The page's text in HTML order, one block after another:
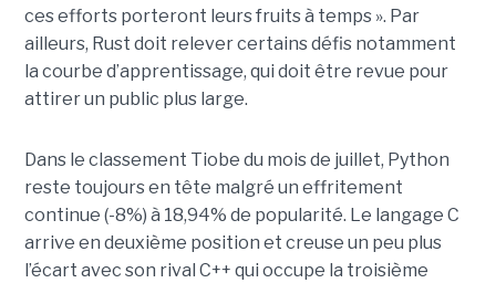
ces efforts porteront leurs fruits à temps ». Par
ailleurs, Rust doit relever certains défis notamment
la courbe d’apprentissage, qui doit être revue pour
attirer un public plus large.
Dans le classement Tiobe du mois de juillet, Python
reste toujours en tête malgré un effritement
continue (-8%) à 18,94% de popularité. Le langage C
arrive en deuxième position et creuse un peu plus
l’écart avec son rival C++ qui occupe la troisième